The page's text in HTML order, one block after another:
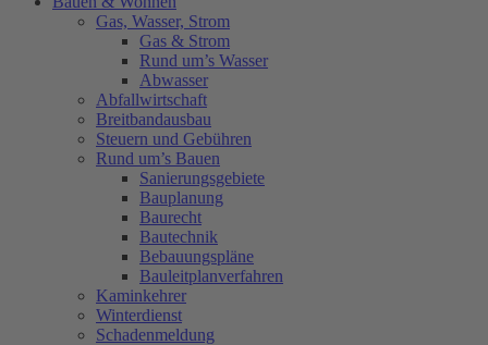
Gas, Wasser, Strom
Gas & Strom
Rund um’s Wasser
Abwasser
Abfallwirtschaft
Breitbandausbau
Steuern und Gebühren
Rund um’s Bauen
Sanierungsgebiete
Bauplanung
Baurecht
Bautechnik
Bebauungspläne
Bauleitplanverfahren
Kaminkehrer
Winterdienst
Schadenmeldung